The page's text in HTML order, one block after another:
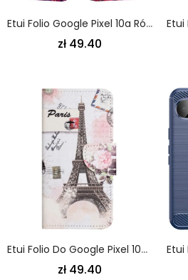
Etui Folio Google Pixel 10a Różowe Motyle Etui Ochronne
zł 49.40
Etui Folio Do Google Pixel 10a Wieża Eiffla
zł 49.40